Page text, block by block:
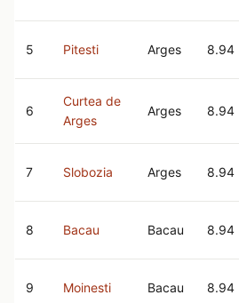
5 Pitesti Arges 8.94
6
Curtea de
Arges
Arges 8.94
7 Slobozia Arges 8.94
8 Bacau Bacau 8.94
9 Moinesti Bacau 8.94